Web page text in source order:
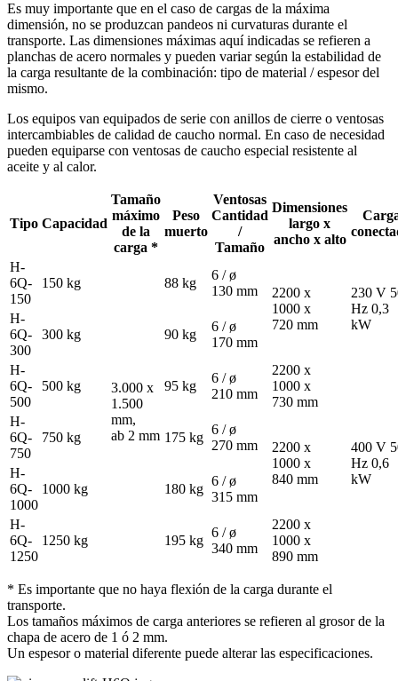
Es muy importante que en el caso de cargas de la máxima
dimensión, no se produzcan pandeos ni curvaturas durante el
transporte. Las dimensiones máximas aquí indicadas se refieren a
planchas de acero normales y pueden variar según la estabilidad de
la carga resultante de la combinación: tipo de material / espesor del
mismo.
Los equipos van equipados de serie con anillos de cierre o ventosas
intercambiables de calidad de caucho normal. En caso de necesidad
pueden equiparse con ventosas de caucho especial resistente al
aceite y al calor.
Tipo Capacidad
Tamaño
máximo
de la
carga *
Peso
muerto
Ventosas
Cantidad
/
Tamaño
Dimensiones
largo x
ancho x alto
H-
6Q-
150
150 kg
3.000 x
1.500
mm,
ab 2 mm
88 kg
6 / ø
130 mm
2200 x
1000 x
720 mm
230 V
Hz 0,3
kW
H-
6Q-
300
300 kg 90 kg
6 / ø
170 mm
H-
6Q-
500
500 kg 95 kg
6 / ø
210 mm
2200 x
1000 x
730 mm
400 V
Hz 0,6
kW
H-
6Q-
750
750 kg 175 kg
6 / ø
270 mm
2200 x
1000 x
840 mm
H-
6Q-
1000
1000 kg 180 kg
6 / ø
315 mm
H-
6Q-
1250
1250 kg 195 kg
6 / ø
340 mm
2200 x
1000 x
890 mm
* Es importante que no haya flexión de la carga durante el
transporte.
Los tamaños máximos de carga anteriores se refieren al grosor de la
chapa de acero de 1 ó 2 mm.
Un espesor o material diferente puede alterar las especificaciones.